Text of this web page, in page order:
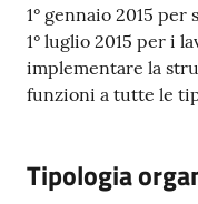
1° gennaio 2015
1° luglio 2015 per i
implementare la
funzioni a tutte le
Tipologia